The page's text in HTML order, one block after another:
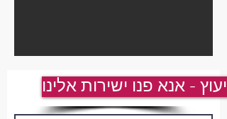
- אנא פנו ישירות אלינו